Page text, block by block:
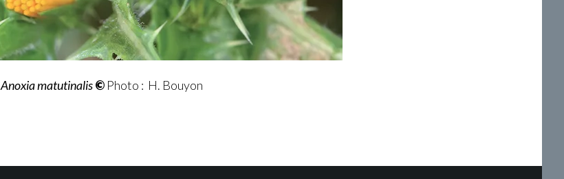
Anoxiamatutinalis© Photo : H. Bouyon